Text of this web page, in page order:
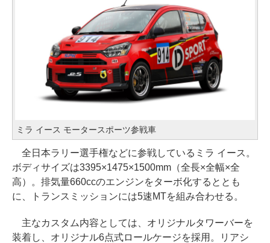
ミラ イース モータースポーツ参戦車
全日本ラリー選手権などに参戦しているミラ イース。
ボディサイズは3395×1475×1500mm（全長×全幅×全
高）。排気量660ccのエンジンをターボ化するととも
に、トランスミッションには5速MTを組み合わせる。
主なカスタム内容としては、オリジナルタワーバーを
装着し、オリジナル6点式ロールケージを採用。リアシ